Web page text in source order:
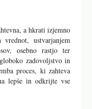
a hkrati izjemno
vrednot, ustvarjanjem
osebno rastjo ter
zadovoljstvo in
proces, ki zahteva
lepše in odkrijte vse